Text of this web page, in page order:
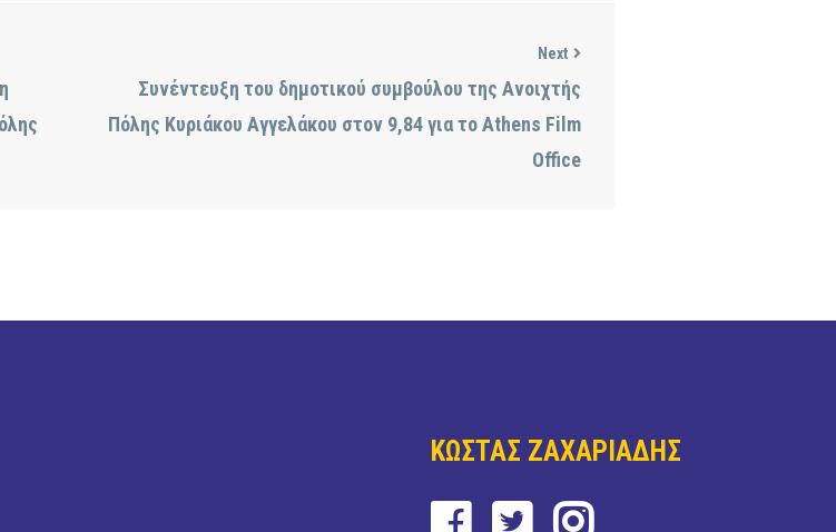
Next
Συνέντευξη του δημοτικού συμβούλου της Ανοιχτής
Πόλης Κυριάκου Αγγελάκου στον 9,84 για το Athens Film
Office
ΚΩΣΤΑΣ ΖΑΧΑΡΙΑΔΗΣ